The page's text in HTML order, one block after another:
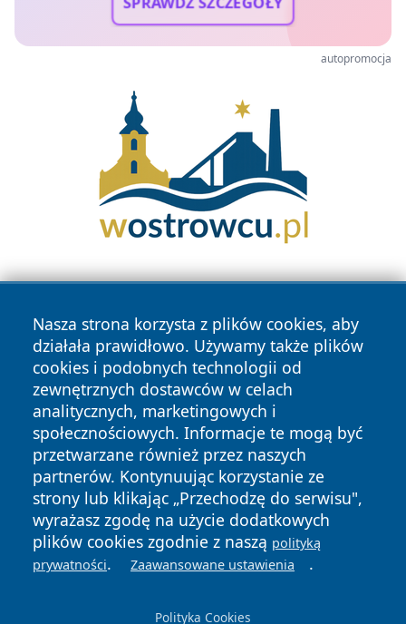
autopromocja
Nasza strona korzysta z plików cookies, aby
działała prawidłowo. Używamy także plików
cookies i podobnych technologii od
zewnętrznych dostawców w celach
analitycznych, marketingowych i
społecznościowych. Informacje te mogą być
przetwarzane również przez naszych
partnerów. Kontynuując korzystanie ze
strony lub klikając „Przechodzę do serwisu",
wyrażasz zgodę na użycie dodatkowych
plików cookies zgodnie z naszą polityką
prywatności. Zaawansowane ustawienia .
Polityka Cookies
Copyright © 2026 elblagonline.pl Wszystkie prawa
zastrzeżone.
News Autorzy
Polityka
Prywatności
Polityka
Cookies